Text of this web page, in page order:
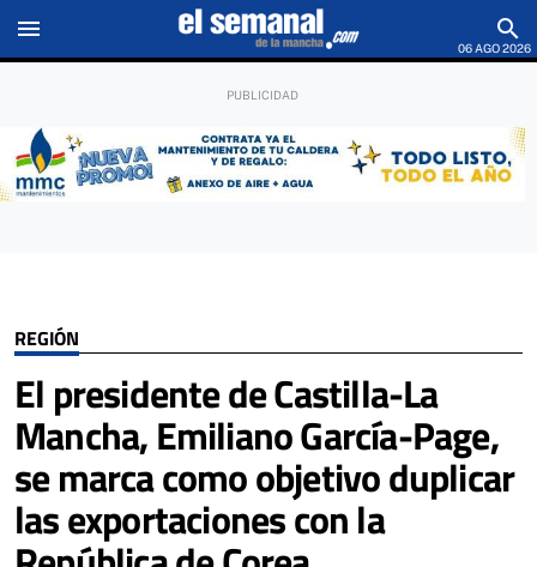
menu search
06 AGO 2026
REGIÓN
El presidente de Castilla-La
Mancha, Emiliano García-Page,
se marca como objetivo duplicar
las exportaciones con la